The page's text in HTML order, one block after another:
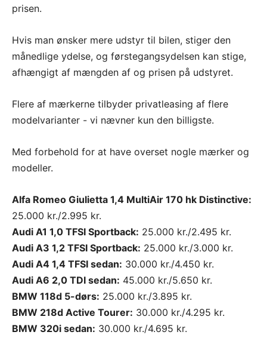
prisen.
Hvis man ønsker mere udstyr til bilen, stiger den
månedlige ydelse, og førstegangsydelsen kan stige,
afhængigt af mængden af og prisen på udstyret.
Flere af mærkerne tilbyder privatleasing af flere
modelvarianter - vi nævner kun den billigste.
Med forbehold for at have overset nogle mærker og
modeller.
Alfa Romeo Giulietta 1,4 MultiAir 170 hk Distinctive:
25.000 kr./2.995 kr.
Audi A1 1,0 TFSI Sportback: 25.000 kr./2.495 kr.
Audi A3 1,2 TFSI Sportback: 25.000 kr./3.000 kr.
Audi A4 1,4 TFSI sedan: 30.000 kr./4.450 kr.
Audi A6 2,0 TDI sedan: 45.000 kr./5.650 kr.
BMW 118d 5-dørs: 25.000 kr./3.895 kr.
BMW 218d Active Tourer: 30.000 kr./4.295 kr.
BMW 320i sedan: 30.000 kr./4.695 kr.